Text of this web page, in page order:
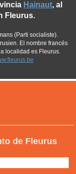
de Fleurus
Hainaut, al
Fleurus.
(Parti socialiste).
El nombre francés
localidad es Fleurus.